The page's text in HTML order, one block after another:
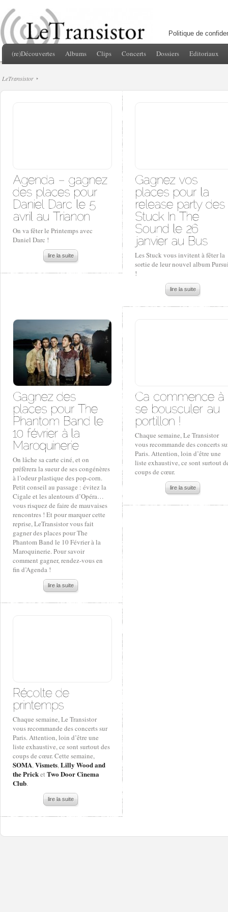
Politique de
(re)Découvertes Albums Clips Concerts Dossiers Editoriaux
LeTransistor
On va fêter le Printemps avec
Daniel Darc !
lire la suite
Les Stuck vous invitent à fêter la
sortie de leur nouvel album
!
lire la suite
On lâche sa carte ciné, et on
préfèrera la sueur de ses congénères
à l’odeur plastique des pop-corn.
Petit conseil au passage : évitez la
Cigale et les alentours d’Opéra…
vous risquez de faire de mauvaises
rencontres ! Et pour marquer cette
reprise, LeTransistor vous fait
gagner des places pour The
Phantom Band le 10 Février à la
Maroquinerie. Pour savoir
comment gagner, rendez-vous en
fin d’Agenda !
lire la suite
Chaque semaine, Le Transistor
vous recommande des concerts
Paris. Attention, loin d’être une
liste exhaustive, ce sont surtout
coups de cœur.
lire la suite
Chaque semaine, Le Transistor
vous recommande des concerts sur
Paris. Attention, loin d’être une
liste exhaustive, ce sont surtout des
coups de cœur. Cette semaine,
SOMA,Vismets,Lilly Wood and
the Pricket Two Door Cinema
Club.
lire la suite